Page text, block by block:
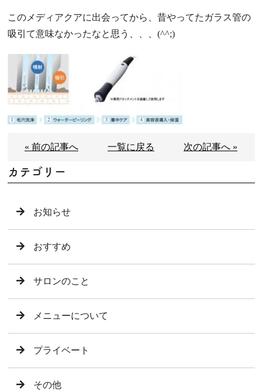
このメディアクアに出会ってから、昔やってたガラス管の
吸引て意味なかったなと思う、、、(^^;)
« 前の記事へ 一覧に戻る 次の記事へ »
カテゴリー
お知らせ
おすすめ
サロンのこと
メニューについて
プライベート
その他